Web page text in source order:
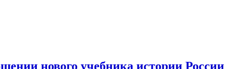
нового учебника истории России